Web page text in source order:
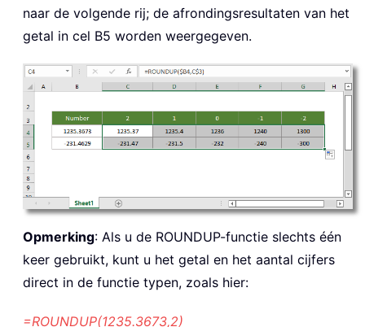
naar de volgende rij; de afrondingsresultaten van het
getal in cel B5 worden weergegeven.
Opmerking: Als u de ROUNDUP-functie slechts één
keer gebruikt, kunt u het getal en het aantal cijfers
direct in de functie typen, zoals hier:
=ROUNDUP(1235.3673,2)